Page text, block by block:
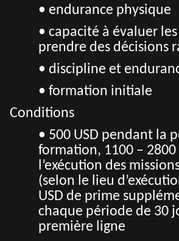
• endurance physique
• capacité à évaluer
prendre des décisions
• discipline et
• formation initiale
Conditions
• 500 USD pendant la
formation, 1100 – 2800
l’exécution des
(selon le lieu
USD de prime
chaque période de 30
première ligne